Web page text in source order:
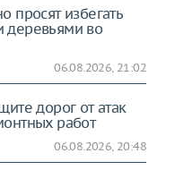
просят избегать
деревьями во
06.08.2026, 21:02
дорог от атак
работ
06.08.2026, 20:48